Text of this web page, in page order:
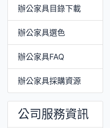
辦公家具目錄下載
辦公家具選色
辦公家具FAQ
辦公家具採購資源
公司服務資訊